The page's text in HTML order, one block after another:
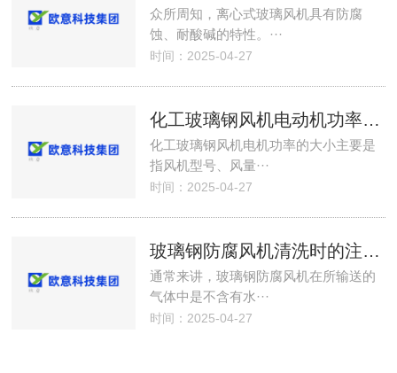
众所周知，离心式玻璃风机具有防腐
蚀、耐酸碱的特性。···
时间：2025-04-27
化工玻璃钢风机电动机功率的注意事项
化工玻璃钢风机电机功率的大小主要是
指风机型号、风量···
时间：2025-04-27
玻璃钢防腐风机清洗时的注意事项有哪些？
通常来讲，玻璃钢防腐风机在所输送的
气体中是不含有水···
时间：2025-04-27